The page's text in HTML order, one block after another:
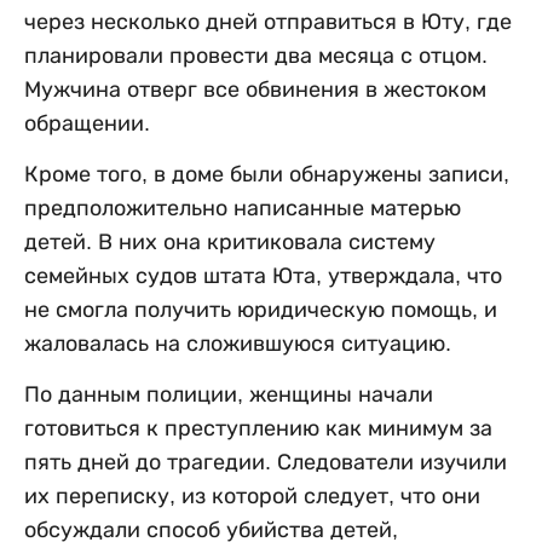
через несколько дней отправиться в Юту, где
планировали провести два месяца с отцом.
Мужчина отверг все обвинения в жестоком
обращении.
Кроме того, в доме были обнаружены записи,
предположительно написанные матерью
детей. В них она критиковала систему
семейных судов штата Юта, утверждала, что
не смогла получить юридическую помощь, и
жаловалась на сложившуюся ситуацию.
По данным полиции, женщины начали
готовиться к преступлению как минимум за
пять дней до трагедии. Следователи изучили
их переписку, из которой следует, что они
обсуждали способ убийства детей,